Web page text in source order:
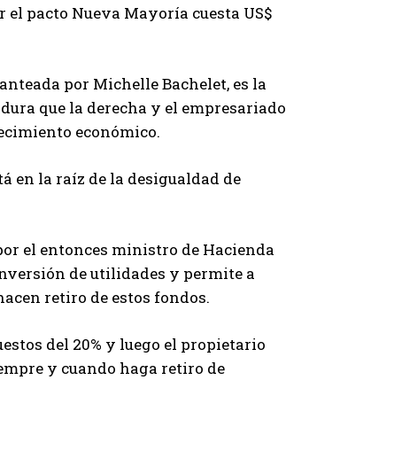
el pacto Nueva Mayoría cuesta US$
por Michelle Bachelet, es la
que la derecha y el empresariado
económico.
en la raíz de la desigualdad de
el entonces ministro de Hacienda
de utilidades y permite a
retiro de estos fondos.
del 20% y luego el propietario
y cuando haga retiro de